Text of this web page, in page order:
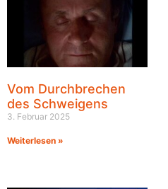
Vom Durchbrechen
des Schweigens
3. Februar 2025
Weiterlesen »